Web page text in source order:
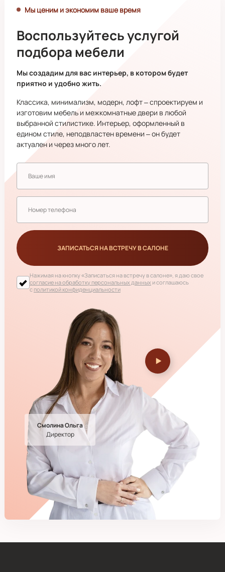
Смолина Ольга
Директор
Мы ценим и экономим ваше время
Воспользуйтесь услугой
подбора мебели
Мы создадим для вас интерьер, в котором будет
приятно и удобно жить.
Классика, минимализм, модерн, лофт – спроектируем и
изготовим мебель и межкомнатные двери в любой
выбранной стилистике. Интерьер, оформленный в
едином стиле, неподвластен времени – он будет
актуален и через много лет.
ЗАПИСАТЬСЯ НА ВСТРЕЧУ В САЛОНЕ
Нажимая на кнопку«Записаться на встречу в салоне», я даю свое
согласие на обработку персональных данныхи соглашаюсь
сполитикой конфиденциальности